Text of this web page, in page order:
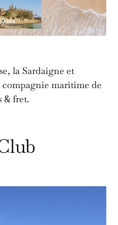
la Sardaigne et
compagnie maritime de
& fret.